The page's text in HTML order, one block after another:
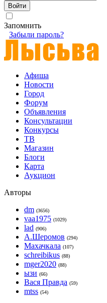
Запомнить
Забыли пароль?
Афиша
Новости
Город
Форум
Объявления
Консультации
Конкурсы
ТВ
Магазин
Блоги
Карта
Аукцион
Авторы
dm (3656)
vaa1975 (1029)
lad (906)
А.Шеромов (294)
Махачкала (107)
schreibikus (88)
mger2020 (88)
ызи (66)
Вася Правда (59)
mtss (54)